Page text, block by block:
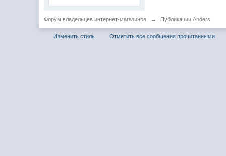
Форум владельцев интернет-магазинов → Публикации Anders
Изменить стиль Отметить все сообщения прочитанными